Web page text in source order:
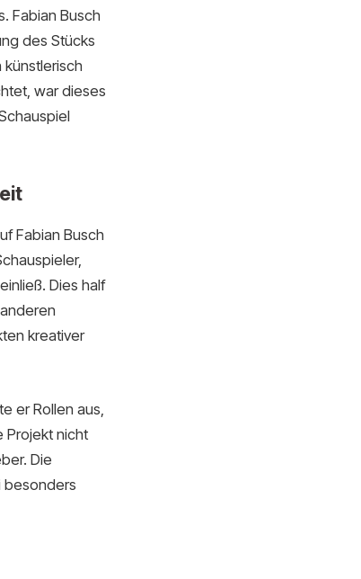
Fabian Busch
des Stücks
war dieses
Fabian Busch
Dies half
kreativer
er Rollen aus,
Projekt nicht
Die
besonders